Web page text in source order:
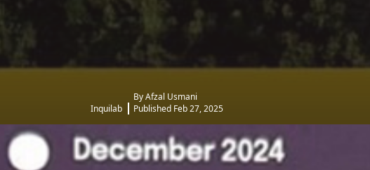
Inquilab
By Afzal Usmani
Published Feb 27, 2025